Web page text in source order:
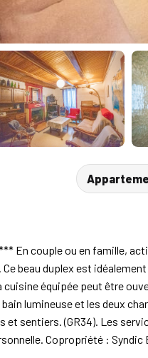
En couple ou en famille,
beau duplex est
équipée peut être
lumineuse et les deux
et sentiers. (GR34). Les
Copropriété : Syndic